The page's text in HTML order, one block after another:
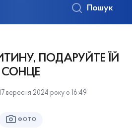
Пошук
ПОДАРУЙТЕ ЇЙ
СОНЦЕ
вересня 2024 року о 16:49
ФОТО